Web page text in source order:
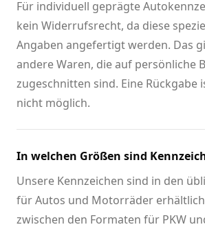
Für individuell geprägte
kein Widerrufsrecht, da diese
Angaben angefertigt werden. Das
andere Waren, die auf persönliche
zugeschnitten sind. Eine Rückgabe
nicht möglich.
In welchen Größen sind
Unsere Kennzeichen sind in den
für Autos und Motorräder
zwischen den Formaten für PKW